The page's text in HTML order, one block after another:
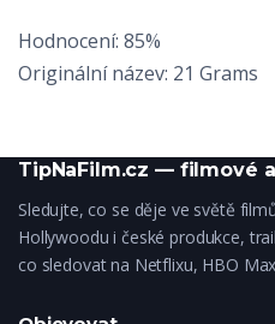
Hodnocení: 85%
Originální název: 21 Grams
TipNaFilm.cz — filmové
Sledujte, co se děje ve světě
Hollywoodu i české produkce,
co sledovat na Netflixu, HBO